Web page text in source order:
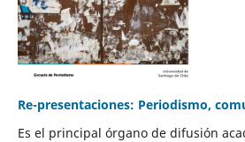
Re-presentaciones: Periodismo,
Es el principal órgano de difusión